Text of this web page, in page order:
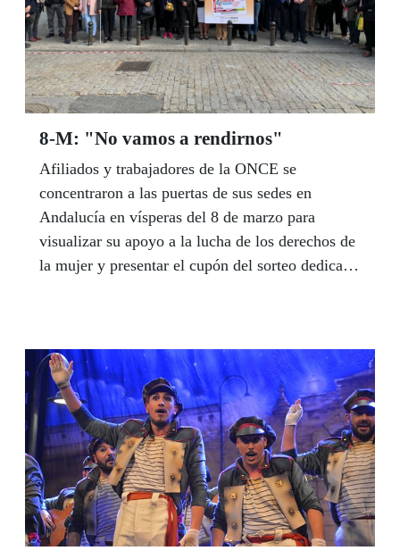
estrategias.
8-M: "No vamos a rendirnos"
Afiliados y trabajadores de la ONCE se
concentraron a las puertas de sus sedes en
Andalucía en vísperas del 8 de marzo para
visualizar su apoyo a la lucha de los derechos de
la mujer y presentar el cupón del sorteo dedicado
la Junta de Andalucía, Rocío Ruiz, participó en
el acto convocado por la Delegación Territorial y
compartió con el colectivo de mujeres con
discapacidad una idea que supone toda una
declaración de intenciones: "No nos vamos a
rendir", advirtió.